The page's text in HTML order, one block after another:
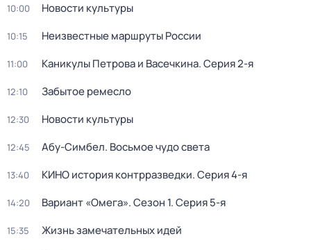
10:00 Новости культуры
10:15 Неизвестные маршруты России
11:00 Каникулы Петрова и Васечкина. Серия 2-я
12:10 Забытое ремесло
12:30 Новости культуры
12:45 Абу-Симбел. Восьмое чудо света
13:40 КИНО история контрразведки. Серия 4-я
14:20 Вариант «Омега». Сезон 1. Серия 5-я
15:35 Жизнь замечательных идей